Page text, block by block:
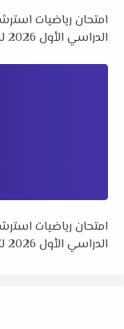
امتحان رياضيات
الدراسي الأول 2026 لمستر ياسر نبيل
امتحان رياضيات
الدراسي الأول 2026 لتوجيه دمياط